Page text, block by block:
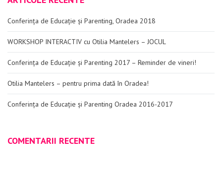
Conferința de Educație și Parenting, Oradea 2018
WORKSHOP INTERACTIV cu Otilia Mantelers – JOCUL
Conferința de Educație și Parenting 2017 – Reminder de vineri!
Otilia Mantelers – pentru prima dată în Oradea!
Conferința de Educație și Parenting Oradea 2016-2017
COMENTARII RECENTE